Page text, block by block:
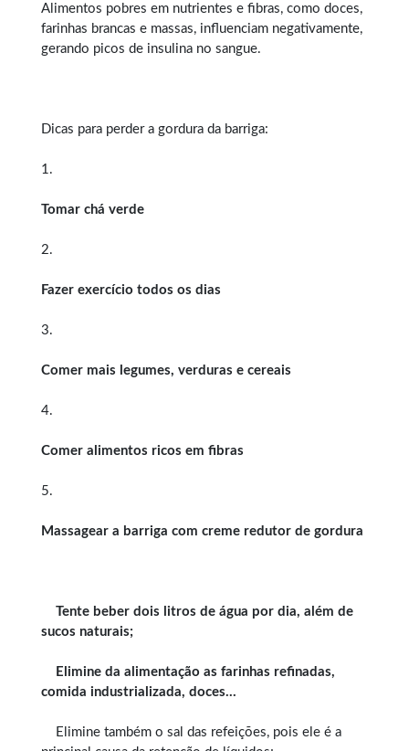
Alimentos pobres em nutrientes e fibras, como doces,
farinhas brancas e massas, influenciam negativamente,
gerando picos de insulina no sangue.
Dicas para perder a gordura da barriga:
1.
Tomar chá verde
2.
Fazer exercício todos os dias
3.
Comer mais legumes, verduras e cereais
4.
Comer alimentos ricos em fibras
5.
Massagear a barriga com creme redutor de gordura
Tente beber dois litros de água por dia, além de
sucos naturais;
Elimine da alimentação as farinhas refinadas,
comida industrializada, doces…
Elimine também o sal das refeições, pois ele é a